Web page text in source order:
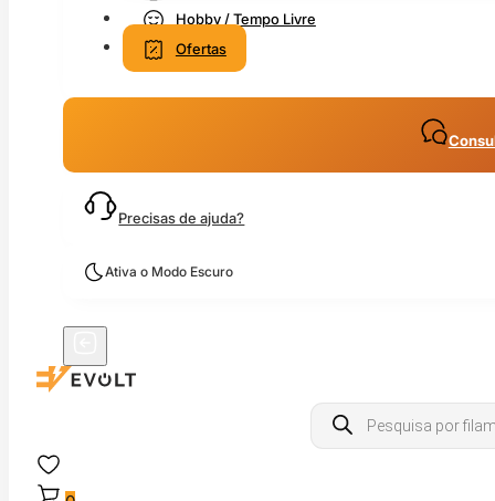
Hobby / Tempo Livre
Ofertas
Precisas de ajuda?
Ativa o Modo Escuro
Products
search